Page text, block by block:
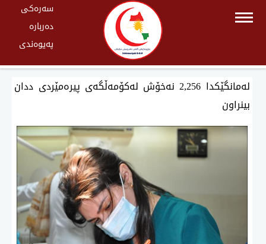
سەرەکی
دەربارە
پەیوەندی
لەمانگێكدا 2,256 نەخۆش لەكۆمەڵگەی پیرەمێردی ددان
بینراون